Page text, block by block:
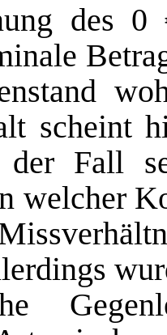
des 0
scheint
der Fall
welcher